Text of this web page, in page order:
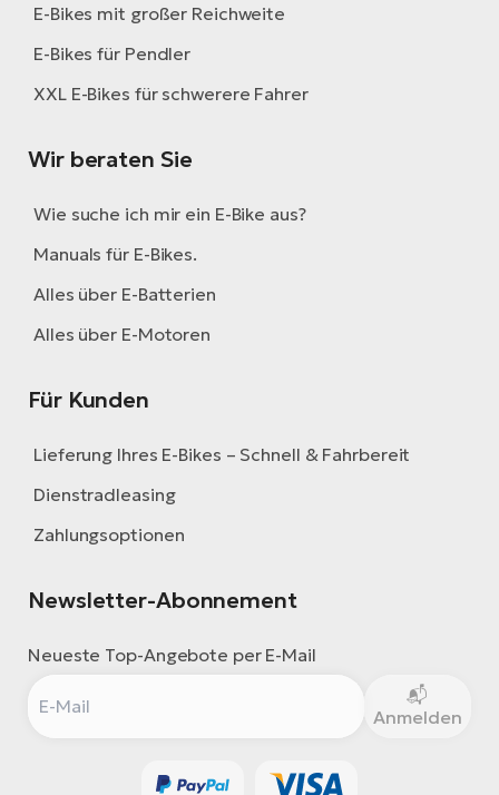
E-Bikes mit großer Reichweite
E-Bikes für Pendler
XXL E-Bikes für schwerere Fahrer
Wir beraten Sie
Wie suche ich mir ein E-Bike aus?
Manuals für E-Bikes.
Alles über E-Batterien
Alles über E-Motoren
Für Kunden
Lieferung Ihres E-Bikes – Schnell & Fahrbereit
Dienstradleasing
Zahlungsoptionen
Newsletter-Abonnement
Neueste Top-Angebote per E-Mail
Anmelden